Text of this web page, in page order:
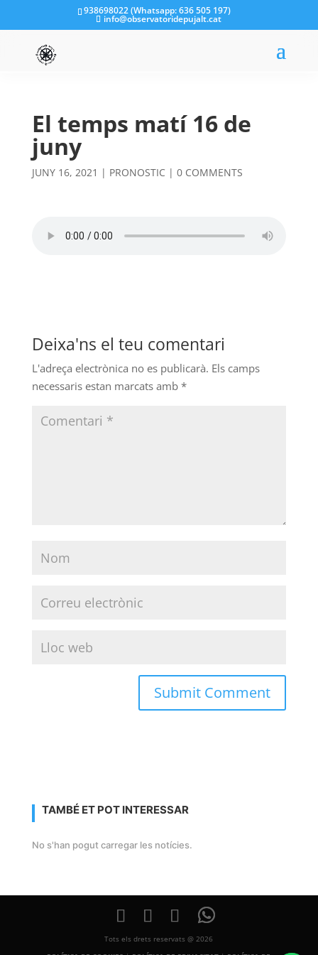
938698022 (Whatsapp: 636 505 197)
info@observatoridepujalt.cat
El temps matí 16 de
juny
JUNY 16, 2021 | PRONOSTIC | 0 COMMENTS
Deixa'ns el teu comentari
L'adreça electrònica no es publicarà. Els camps
necessaris estan marcats amb *
TAMBÉ ET POT INTERESSAR
No s'han pogut carregar les notícies.
Tots els drets reservats @ 2026